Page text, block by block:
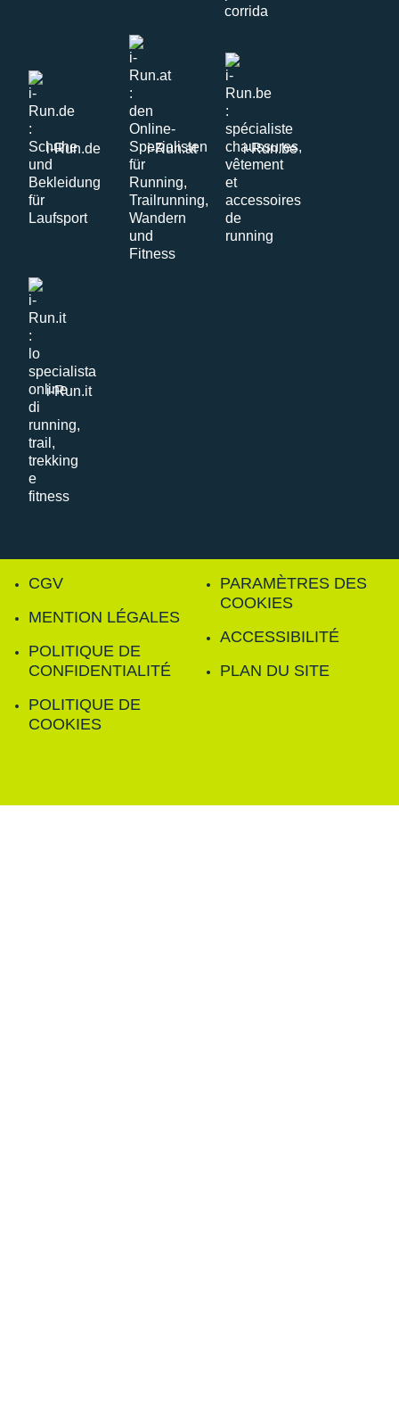
i-Run.de i-Run.at i-Run.be
i-Run.it
CGV
MENTION LÉGALES
POLITIQUE DE
CONFIDENTIALITÉ
POLITIQUE DE
COOKIES
PARAMÈTRES DES
COOKIES
ACCESSIBILITÉ
PLAN DU SITE